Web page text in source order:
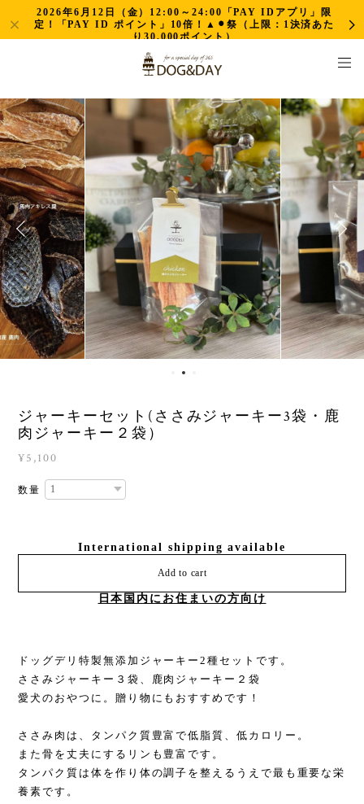
2026年6月12日（金）12:00～24:00「PAY IDアプリ」限
定！「PAY ID ポイント」10倍！▲⚫︎祭（上限：1決済あた
り30,000ポイント）
ジャーキーセット(ささみジャーキー3袋・鹿
肉ジャーキー２袋）
¥5,100
数量
International shipping available
Add to cart
日本国内にお住まいの方向け
ドッグデリ特製無添加ジャーキー2種セットです。
ささみジャーキー３袋、鹿肉ジャーキー２袋
愛犬のおやつに。贈り物にもおすすめです！
ささみ肉は、タンパク質豊富で低脂質、低カロリー。
また骨を丈夫にするリンも豊富です。
タンパク質は体を作り体の調子を整えるうえで最も重要な栄
養素です。